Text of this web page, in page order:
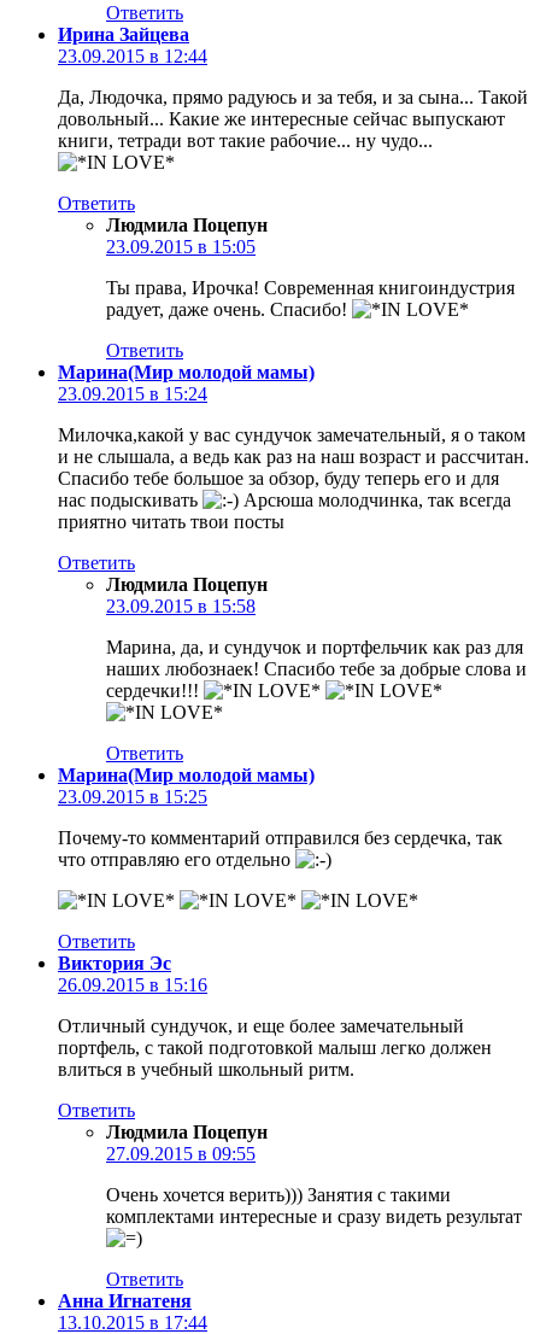
Ответить
Ирина Зайцева
23.09.2015 в 12:44
Да, Людочка, прямо радуюсь и за тебя, и за сына... Такой
довольный... Какие же интересные сейчас выпускают
книги, тетради вот такие рабочие... ну чудо...
Ответить
Людмила Поцепун
23.09.2015 в 15:05
Ты права, Ирочка! Современная книгоиндустрия
радует, даже очень. Спасибо!
Ответить
Марина(Мир молодой мамы)
23.09.2015 в 15:24
Милочка,какой у вас сундучок замечательный, я о таком
и не слышала, а ведь как раз на наш возраст и рассчитан.
Спасибо тебе большое за обзор, буду теперь его и для
нас подыскивать
Арсюша молодчинка, так всегда
приятно читать твои посты
Ответить
Людмила Поцепун
23.09.2015 в 15:58
Марина, да, и сундучок и портфельчик как раз для
наших любознаек! Спасибо тебе за добрые слова и
сердечки!!!
Ответить
Марина(Мир молодой мамы)
23.09.2015 в 15:25
Почему-то комментарий отправился без сердечка, так
что отправляю его отдельно
Ответить
Виктория Эс
26.09.2015 в 15:16
Отличный сундучок, и еще более замечательный
портфель, с такой подготовкой малыш легко должен
влиться в учебный школьный ритм.
Ответить
Людмила Поцепун
27.09.2015 в 09:55
Очень хочется верить))) Занятия с такими
комплектами интересные и сразу видеть результат
Ответить
Анна Игнатеня
13.10.2015 в 17:44